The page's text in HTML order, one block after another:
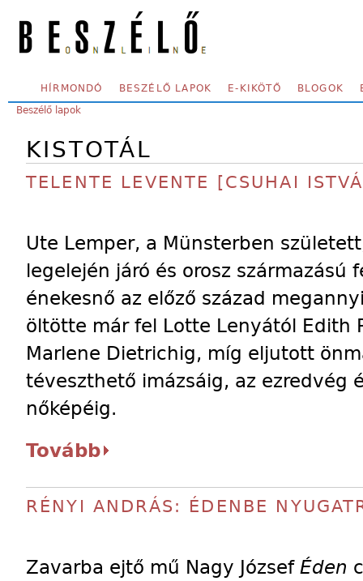
SECONDARY MENU
HÍRMONDÓ BESZÉLŐ LAPOK E-KIKÖTŐ BLOGOK
YOU ARE HERE:
Beszélő lapok
KISTOTÁL
TELENTE LEVENTE [CSUHAI
Ute Lemper, a Münsterben
legelején járó és orosz származású
énekesnő az előző század
öltötte már fel Lotte Lenyától Edith
Marlene Dietrichig, míg eljutott
téveszthető imázsáig, az ezredvég
nőképéig.
Tovább
RÉNYI ANDRÁS: ÉDENBE
Zavarba ejtő mű Nagy József Éden